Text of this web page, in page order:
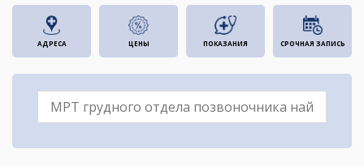
АДРЕСА ЦЕНЫ ПОКАЗАНИЯ СРОЧНАЯ ЗАПИСЬ